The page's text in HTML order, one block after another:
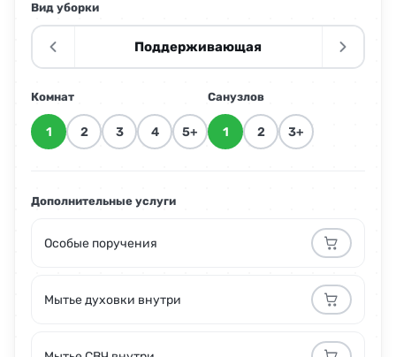
Вид уборки
Поддерживающая
Комнат
1 2 3 4 5+
Санузлов
1 2 3+
Дополнительные услуги
Особые поручения
Мытье духовки внутри